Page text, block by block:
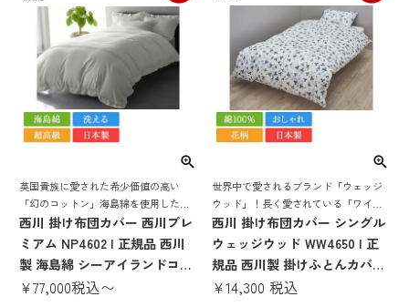
英国貴族に愛された希少価値の高い
「幻のコットン」海島綿を使用した至
高の逸品！美しい光沢、極上の肌触り
を誇る西川 超高級 掛け布団カバー
西川 掛け布団カバー 西川プレ
ミアム NP4602 | 正規品 西川
製 海島綿 シーアイランドコッ
トン 超長綿 綿100％ 掛けふと
¥77,000税込〜
世界中で愛されるブランド「ウェッジ
ウッド」！長く愛されている「ワイル
ド ストロベリー」を鮮やかな濃淡で表
現した西川定番掛け布団カバー
西川 掛け布団カバー シングル
ウェッジウッド WW4650 | 正
規品 西川製 掛けふとんカバー
掛けカバー 150×210 シングル
¥14,300 税込